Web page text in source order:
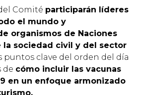
Comité participarán líderes
el mundo y
organismos de Naciones
la sociedad civil y del sector
puntos clave del orden del día
de cómo incluir las vacunas
en un enfoque armonizado